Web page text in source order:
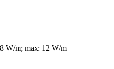
W/m; max: 12 W/m